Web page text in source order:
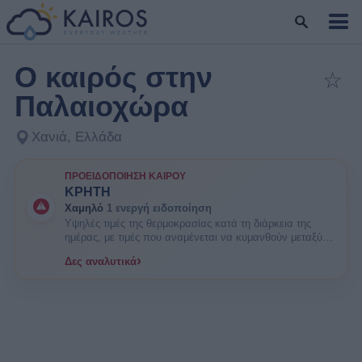
Ο καιρός στην
Παλαιοχώρα
Χανιά, Ελλάδα
☆
ΠΡΟΕΙΔΟΠΟΊΗΣΗ ΚΑΙΡΟΎ
ΚΡΗΤΗ
Χαμηλό 1 ενεργή ειδοποίηση
Υψηλές τιμές της θερμοκρασίας κατά τη διάρκεια της
ημέρας, με τιμές που αναμένεται να κυμανθούν μεταξύ
πιθανοί κάποιοι κίνδυνοι υγείας στις ευπαθείς ομάδες
Δες αναλυτικά›